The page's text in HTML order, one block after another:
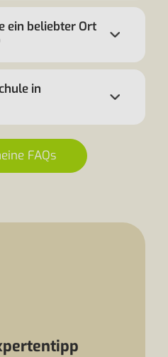
ein beliebter Ort
in
FAQs